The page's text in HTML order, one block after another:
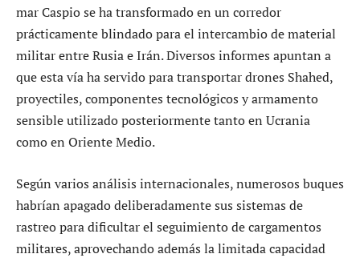
mar Caspio se ha transformado en un corredor
prácticamente blindado para el intercambio de material
militar entre Rusia e Irán. Diversos informes apuntan a
que esta vía ha servido para transportar drones Shahed,
proyectiles, componentes tecnológicos y armamento
sensible utilizado posteriormente tanto en Ucrania
como en Oriente Medio.
Según varios análisis internacionales, numerosos buques
habrían apagado deliberadamente sus sistemas de
rastreo para dificultar el seguimiento de cargamentos
militares, aprovechando además la limitada capacidad